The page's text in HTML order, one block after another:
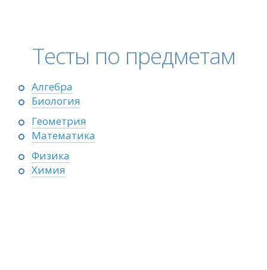
Тесты по предметам
Алгебра
Биология
Геометрия
Математика
Физика
Химия